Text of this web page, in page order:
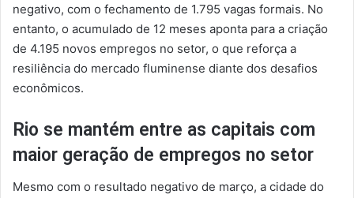
negativo, com o fechamento de 1.795 vagas formais. No
entanto, o acumulado de 12 meses aponta para a criação
de 4.195 novos empregos no setor, o que reforça a
resiliência do mercado fluminense diante dos desafios
econômicos.
Rio se mantém entre as capitais com
maior geração de empregos no setor
Mesmo com o resultado negativo de março, a cidade do